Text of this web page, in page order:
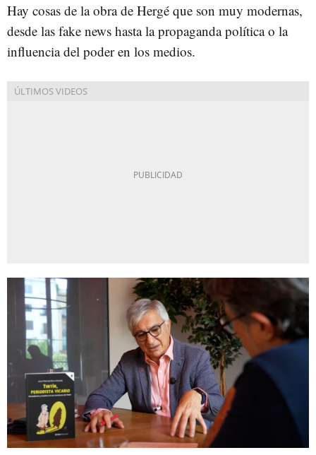
Hay cosas de la obra de Hergé que son muy modernas,
desde las fake news hasta la propaganda política o la
influencia del poder en los medios.